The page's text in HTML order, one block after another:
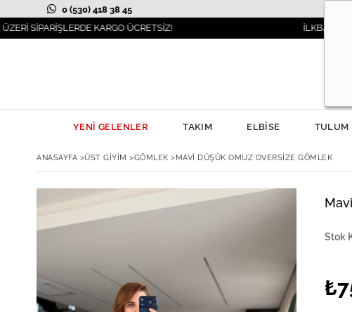
0 (530) 418 38 45
KARGO ÜCRETSİZ!
İLKBAHAR MODASI
YENİ GELENLER TAKIM ELBİSE TULUM
ANASAYFA >ÜST GİYİM >GÖMLEK > MAVI DÜŞÜK OMUZ OVERSIZE GÖMLEK